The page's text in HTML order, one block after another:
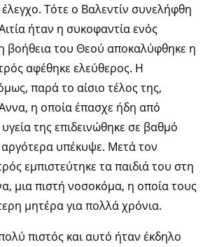
Τότε ο Βαλεντίν συνελήφθη
ήταν η συκοφαντία ενός
βοήθεια του Θεού αποκαλύφθηκε η
αφέθηκε ελεύθερος. Η
παρά το αίσιο τέλος της,
η οποία έπασχε ήδη από
της επιδεινώθηκε σε βαθμό
αργότερα υπέκυψε. Μετά τον
εμπιστεύτηκε τα παιδιά του στη
μια πιστή νοσοκόμα, η οποία τους
μητέρα για πολλά χρόνια.
πιστός και αυτό ήταν έκδηλο